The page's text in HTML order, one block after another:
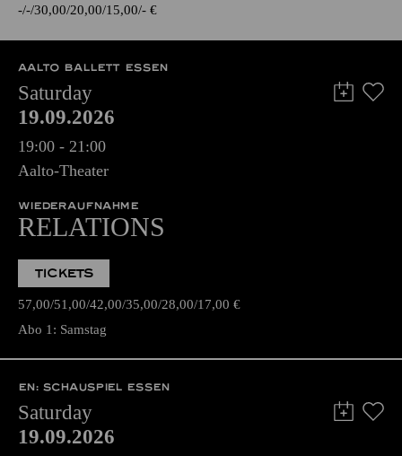
- - 30,00 20,00 15,00 - €
AALTO BALLETT ESSEN
Saturday
19.09.2026
19:00 - 21:00
Aalto-Theater
WIEDERAUFNAHME
RELATIONS
TICKETS
57,00 51,00 42,00 35,00 28,00 17,00 €
Abo 1: Samstag
EN: SCHAUSPIEL ESSEN
Saturday
19.09.2026